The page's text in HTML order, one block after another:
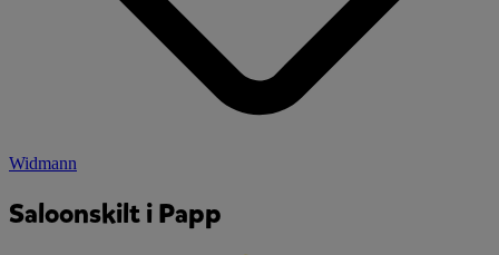
Widmann
Saloonskilt i Papp